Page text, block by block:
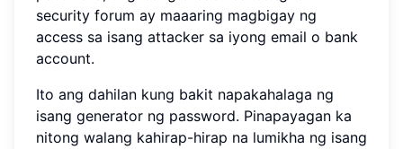
security forum ay maaaring magbigay ng
access sa isang attacker sa iyong email o bank
account.
Ito ang dahilan kung bakit napakahalaga ng
isang generator ng password. Pinapayagan ka
nitong walang kahirap-hirap na lumikha ng isang